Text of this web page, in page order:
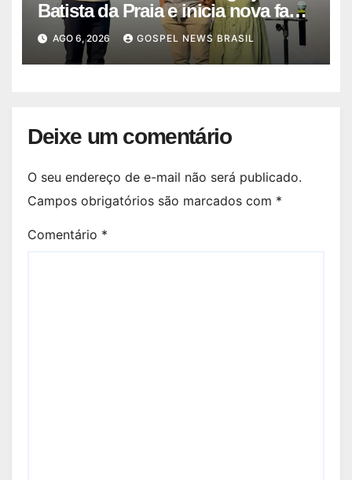
Batista da Praia e inicia nova fase
…AGO 6, 2026 GOSPEL NEWS BRASIL
Deixe um comentário
O seu endereço de e-mail não será publicado.
Campos obrigatórios são marcados com *
Comentário *